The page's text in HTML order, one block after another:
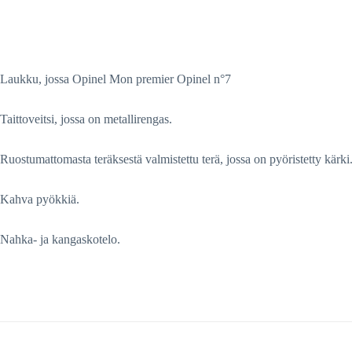
Laukku, jossa Opinel Mon premier Opinel n°7
Taittoveitsi, jossa on metallirengas.
Ruostumattomasta teräksestä valmistettu terä, jossa on pyöristetty kärki.
Kahva pyökkiä.
Nahka- ja kangaskotelo.